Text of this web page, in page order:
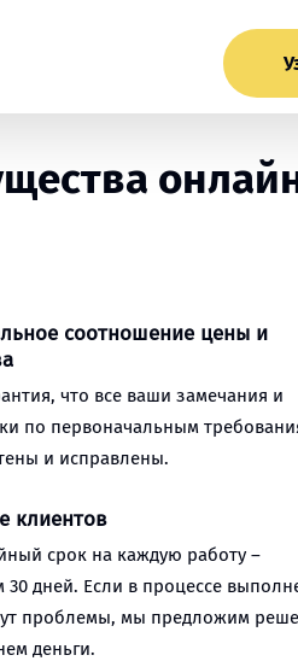
соотношение цены и
что все ваши замечания и
по первоначальным
и исправлены.
клиентов
срок на каждую работу –
30 дней. Если в процессе
проблемы, мы предложим
деньги.